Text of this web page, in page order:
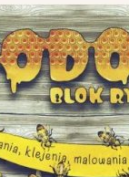
TOBIE,
GAYLE
FORMAN